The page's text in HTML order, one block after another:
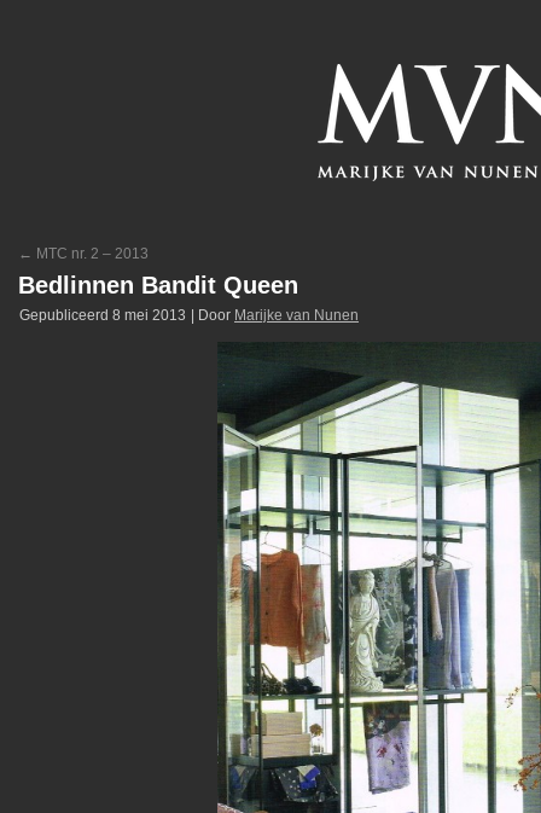
← MTC nr. 2 – 2013
Bedlinnen Bandit Queen
Gepubliceerd 8 mei 2013 Door Marijke van Nunen